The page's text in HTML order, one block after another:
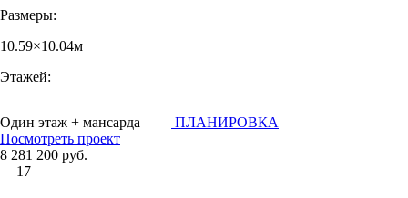
Размеры:
10.59×10.04м
Этажей:
Один этаж + мансарда
ПЛАНИРОВКА
Посмотреть проект
8 281 200 руб.
17